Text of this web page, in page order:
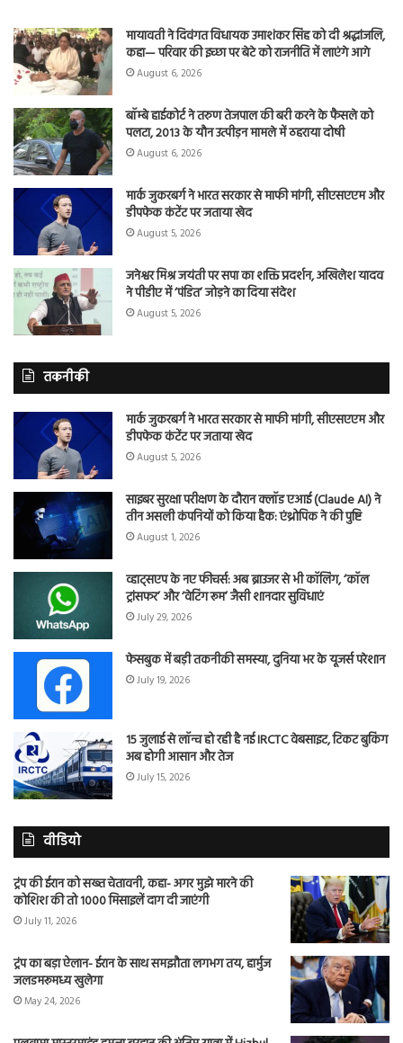
मायावती ने दिवंगत विधायक उमाशंकर सिंह को दी श्रद्धांजलि,
कहा— परिवार की इच्छा पर बेटे को राजनीति में लाएंगे आगे
August 6, 2026
बॉम्बे हाईकोर्ट ने तरुण तेजपाल की बरी करने के फैसले को
पलटा, 2013 के यौन उत्पीड़न मामले में ठहराया दोषी
August 6, 2026
मार्क जुकरबर्ग ने भारत सरकार से माफी मांगी, सीएसएएम और
डीपफेक कंटेंट पर जताया खेद
August 5, 2026
जनेश्वर मिश्र जयंती पर सपा का शक्ति प्रदर्शन, अखिलेश यादव
ने पीडीए में ‘पंडित’ जोड़ने का दिया संदेश
August 5, 2026
तकनीकी
मार्क जुकरबर्ग ने भारत सरकार से माफी मांगी, सीएसएएम और
डीपफेक कंटेंट पर जताया खेद
August 5, 2026
साइबर सुरक्षा परीक्षण के दौरान क्लॉड एआई (Claude AI) ने
तीन असली कंपनियों को किया हैक: एंथ्रोपिक ने की पुष्टि
August 1, 2026
व्हाट्सएप के नए फीचर्स: अब ब्राउजर से भी कॉलिंग, ‘कॉल
ट्रांसफर’ और ‘वेटिंग रूम’ जैसी शानदार सुविधाएं
July 29, 2026
फेसबुक में बड़ी तकनीकी समस्या, दुनिया भर के यूजर्स परेशान
July 19, 2026
15 जुलाई से लॉन्च हो रही है नई IRCTC वेबसाइट, टिकट बुकिंग
अब होगी आसान और तेज
July 15, 2026
वीडियो
ट्रंप की ईरान को सख्त चेतावनी, कहा- अगर मुझे मारने की
कोशिश की तो 1000 मिसाइलें दाग दी जाएंगी
July 11, 2026
ट्रंप का बड़ा ऐलान- ईरान के साथ समझौता लगभग तय, हार्मुज
जलडमरूमध्य खुलेगा
May 24, 2026